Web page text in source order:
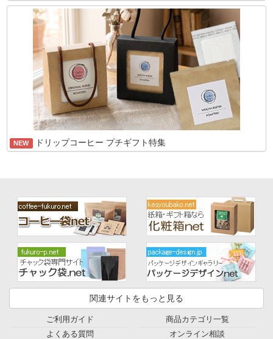
NEW ドリップコーヒー プチギフト特集
関連サイトをもっと見る
ご利用ガイド
よくある質問
商品カテゴリ一覧
オンライン相談